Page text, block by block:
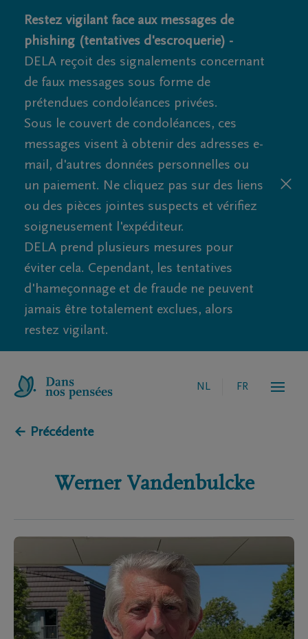
Restez vigilant face aux messages de
phishing (tentatives d'escroquerie) -
DELA reçoit des signalements concernant
de faux messages sous forme de
prétendues condoléances privées.
Sous le couvert de condoléances, ces
messages visent à obtenir des adresses e-
mail, d'autres données personnelles ou
un paiement. Ne cliquez pas sur des liens
ou des pièces jointes suspects et vérifiez
soigneusement l'expéditeur.
DELA prend plusieurs mesures pour
éviter cela. Cependant, les tentatives
d'hameçonnage et de fraude ne peuvent
jamais être totalement exclues, alors
restez vigilant.
NL FR
← Précédente
Werner Vandenbulcke